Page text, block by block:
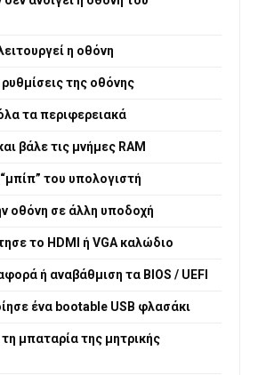
η οθόνη
της οθόνης
τα περιφερειακά
βάλε τις μνήμες RAM
του υπολογιστή
οθόνη σε άλλη υποδοχή
το HDMI ή VGA καλώδιο
ή αναβάθμιση τα BIOS / UEFI
ένα bootable USB φλασάκι
μπαταρία της μητρικής